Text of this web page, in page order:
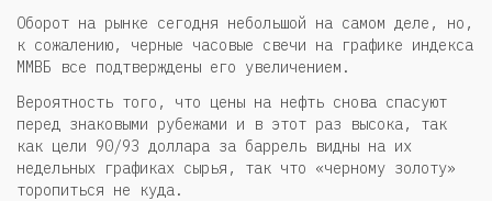
Оборот на рынке сегодня небольшой на самом деле, но,
к сожалению, черные часовые свечи на графике индекса
ММВБ все подтверждены его увеличением.
Вероятность того, что цены на нефть снова спасуют
перед знаковыми рубежами и в этот раз высока, так
как цели 90/93 доллара за баррель видны на их
недельных графиках сырья, так что «черному золоту»
торопиться не куда.